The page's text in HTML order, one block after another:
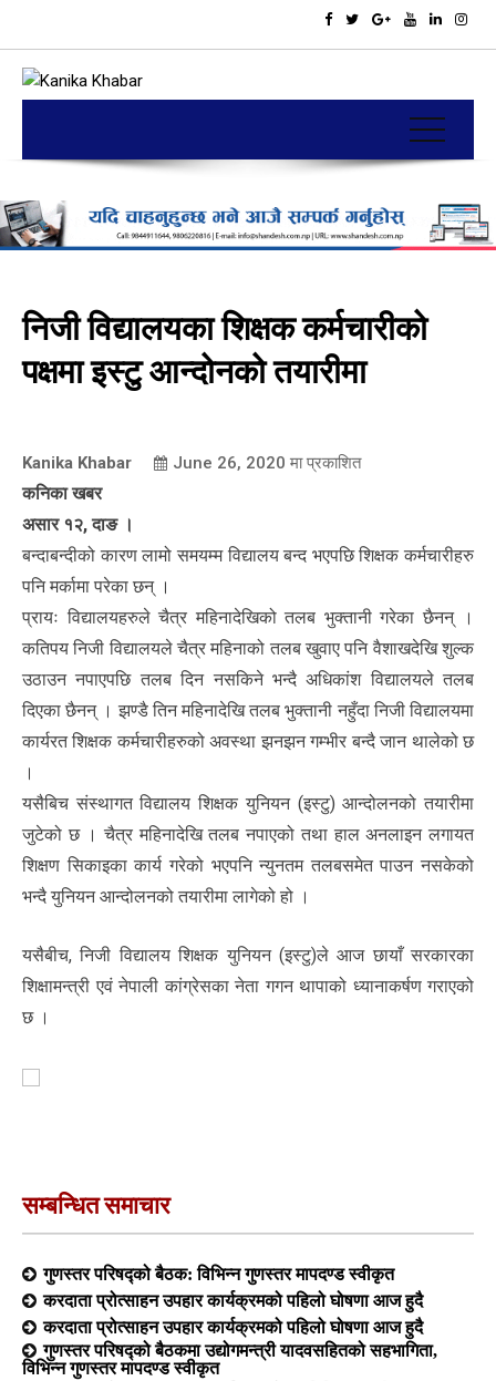
निजी विद्यालयका शिक्षक कर्मचारीको
पक्षमा इस्टु आन्दोनको तयारीमा
Kanika Khabar June 26, 2020 मा प्रकाशित
कनिका खबर
असार १२, दाङ ।
बन्दाबन्दीको कारण लामो समयम्म विद्यालय बन्द भएपछि शिक्षक कर्मचारीहरु
पनि मर्कामा परेका छन् ।
प्रायः विद्यालयहरुले चैत्र महिनादेखिको तलब भुक्तानी गरेका छैनन् ।
कतिपय निजी विद्यालयले चैत्र महिनाको तलब खुवाए पनि वैशाखदेखि शुल्क
उठाउन नपाएपछि तलब दिन नसकिने भन्दै अधिकांश विद्यालयले तलब
दिएका छैनन् । झण्डै तिन महिनादेखि तलब भुक्तानी नहुँदा निजी विद्यालयमा
कार्यरत शिक्षक कर्मचारीहरुको अवस्था झनझन गम्भीर बन्दै जान थालेको छ
।
यसैबिच संस्थागत विद्यालय शिक्षक युनियन (इस्टु) आन्दोलनको तयारीमा
जुटेको छ । चैत्र महिनादेखि तलब नपाएको तथा हाल अनलाइन लगायत
शिक्षण सिकाइका कार्य गरेको भएपनि न्युनतम तलबसमेत पाउन नसकेको
भन्दै युनियन आन्दोलनको तयारीमा लागेको हो ।
यसैबीच, निजी विद्यालय शिक्षक युनियन (इस्टु)ले आज छायाँ सरकारका
शिक्षामन्त्री एवं नेपाली कांग्रेसका नेता गगन थापाको ध्यानाकर्षण गराएको
छ ।
सम्बन्धित समाचार
गुणस्तर परिषद्को बैठक: विभिन्न गुणस्तर मापदण्ड स्वीकृत
करदाता प्रोत्साहन उपहार कार्यक्रमको पहिलो घोषणा आज हुदै
करदाता प्रोत्साहन उपहार कार्यक्रमको पहिलो घोषणा आज हुदै
गुणस्तर परिषद्को बैठकमा उद्योगमन्त्री यादवसहितको सहभागिता,
विभिन्न गुणस्तर मापदण्ड स्वीकृत